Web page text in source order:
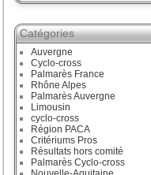
Catégories
Auvergne
Cyclo-cross
Palmarès France
Rhône Alpes
Palmarès Auvergne
Limousin
cyclo-cross
Région PACA
Critériums Pros
Résultats hors comité
Palmarès Cyclo-cross